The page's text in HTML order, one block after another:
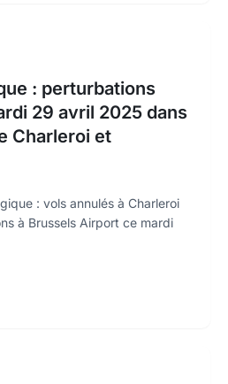
: perturbations
29 avril 2025 dans
Charleroi et
: vols annulés à Charleroi
à Brussels Airport ce mardi